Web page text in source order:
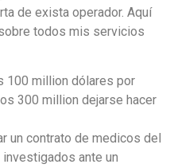
de exista operador. Aquí
todos mis servicios
100 million dólares por
300 million dejarse hacer
un contrato de medicos del
ante un